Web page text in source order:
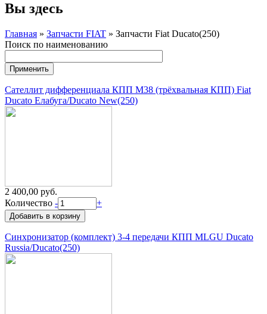
Вы здесь
Главная » Запчасти FIAT » Запчасти Fiat Ducato(250)
Поиск по наименованию
Сателлит дифференциала КПП M38 (трёхвальная КПП) Fiat
Ducato Елабуга/Ducato New(250)
2 400,00 руб.
Количество - +
Синхронизатор (комплект) 3-4 передачи КПП MLGU Ducato
Russia/Ducato(250)